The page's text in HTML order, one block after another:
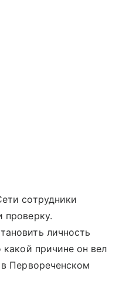
сотрудники
проверку.
личность
какой причине он вел
Первореченском